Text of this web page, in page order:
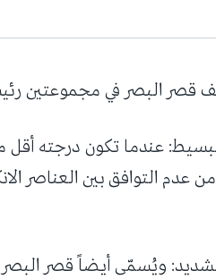
قصر البصر في مجموعتين
عدم التوافق بين العناصر